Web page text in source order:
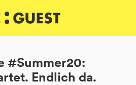
#Summer20:
Endlich da.